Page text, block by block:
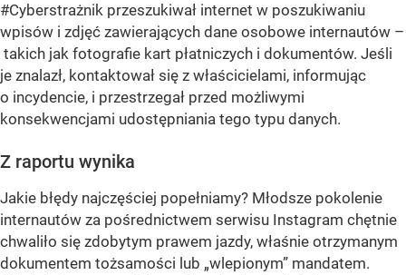
#Cyberstrażnik przeszukiwał internet w poszukiwaniu
wpisów i zdjęć zawierających dane osobowe internautów –
takich jak fotografie kart płatniczych i dokumentów. Jeśli
je znalazł, kontaktował się z właścicielami, informując
o incydencie, i przestrzegał przed możliwymi
konsekwencjami udostępniania tego typu danych.
Z raportu wynika
Jakie błędy najczęściej popełniamy? Młodsze pokolenie
internautów za pośrednictwem serwisu Instagram chętnie
chwaliło się zdobytym prawem jazdy, właśnie otrzymanym
dokumentem tożsamości lub „wlepionym” mandatem.